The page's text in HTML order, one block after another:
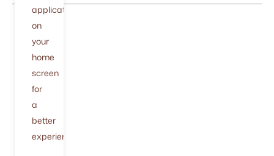
application
on
your
home
screen
for
a
better
experience.